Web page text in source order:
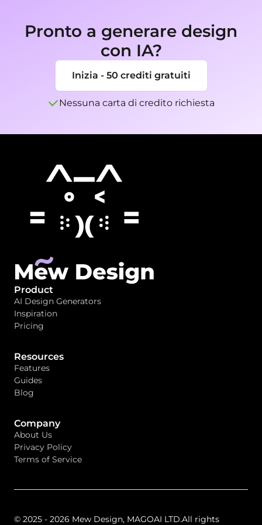
Pronto a generare design
con IA?
Inizia - 50 crediti gratuiti
Nessuna carta di credito richiesta
Product
AI Design Generators
Inspiration
Pricing
Resources
Features
Guides
Blog
Company
About Us
Privacy Policy
Terms of Service
© 2025 - 2026 Mew Design, MAGOAI LTD.All rights